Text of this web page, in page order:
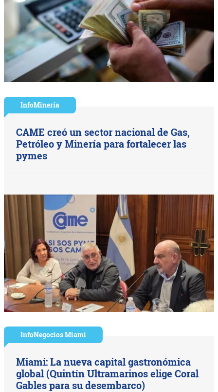
InfoMinería
CAME creó un sector nacional de Gas,
Petróleo y Minería para fortalecer las
pymes
InfoNegocios Miami
Miami: La nueva capital gastronómica
global (Quintín Ultramarinos elige Coral
Gables para su desembarco)